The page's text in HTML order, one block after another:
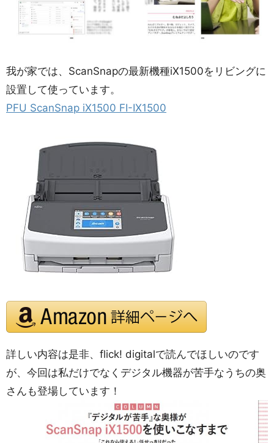
我が家では、ScanSnapの最新機種iX1500をリビングに
設置して使っています。
PFU ScanSnap iX1500 FI-IX1500
詳しい内容は是非、flick! digitalで読んでほしいのです
が、今回は私だけでなくデジタル機器が苦手なうちの奥
さんも登場しています！